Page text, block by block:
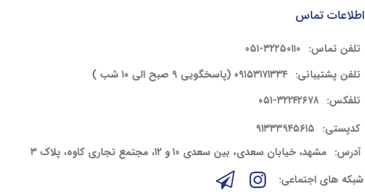
اطلاعات تماس
تلفن تماس: ۳۲۲۵۰۱۱۰-۰۵۱
تلفن پشتیبانی: ۰۹۱۵۳۱۷۱۳۳۴ (پاسخگویی ۹ صبح الی ۱۰ شب )
تلفکس: ۳۲۲۴۲۶۷۸-۰۵۱
کدپستی: ۹۱۳۳۳۹۴۵۶۱۵
آدرس: مشهد، خیابان سعدی، بین سعدی ۱۰ و ۱۲، مجتمع تجاری کاوه، پلاک ۳
شبکه های اجتماعی: